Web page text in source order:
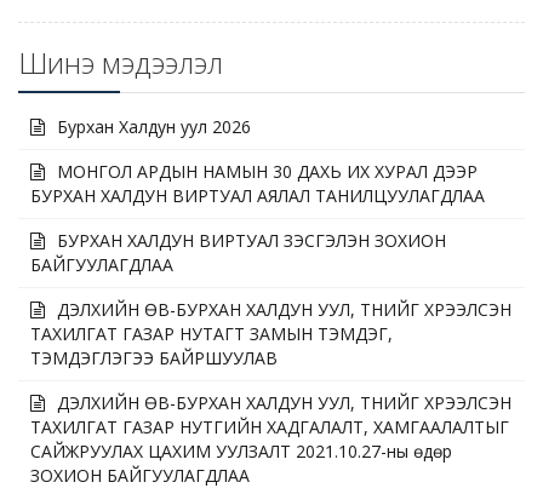
Шинэ мэдээлэл
Бурхан Халдун уул 2026
МОНГОЛ АРДЫН НАМЫН 30 ДАХЬ ИХ ХУРАЛ ДЭЭР
БУРХАН ХАЛДУН ВИРТУАЛ АЯЛАЛ ТАНИЛЦУУЛАГДЛАА
БУРХАН ХАЛДУН ВИРТУАЛ ҮЗЭСГЭЛЭН ЗОХИОН
БАЙГУУЛАГДЛАА
ДЭЛХИЙН ӨВ-БУРХАН ХАЛДУН УУЛ, ТҮҮНИЙГ ХҮРЭЭЛСЭН
ТАХИЛГАТ ГАЗАР НУТАГТ ЗАМЫН ТЭМДЭГ,
ТЭМДЭГЛЭГЭЭ БАЙРШУУЛАВ
ДЭЛХИЙН ӨВ-БУРХАН ХАЛДУН УУЛ, ТҮҮНИЙГ ХҮРЭЭЛСЭН
ТАХИЛГАТ ГАЗАР НУТГИЙН ХАДГАЛАЛТ, ХАМГААЛАЛТЫГ
САЙЖРУУЛАХ ЦАХИМ УУЛЗАЛТ 2021.10.27-ны өдөр
ЗОХИОН БАЙГУУЛАГДЛАА